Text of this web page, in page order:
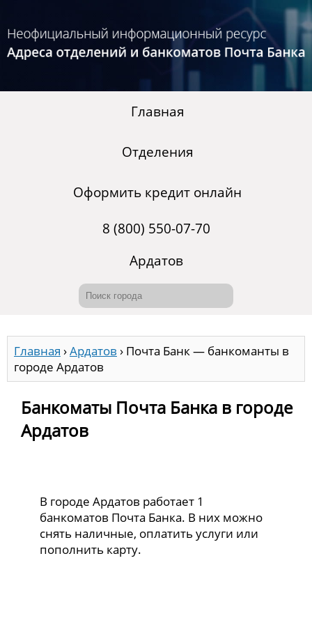
Главная
Отделения
Оформить кредит онлайн
8 (800) 550-07-70
Ардатов
Главная ›Ардатов › Почта Банк — банкоманты в
городе Ардатов
Банкоматы Почта Банка в городе
Ардатов
В городе Ардатов работает 1
банкоматов Почта Банка. В них можно
снять наличные, оплатить услуги или
пополнить карту.